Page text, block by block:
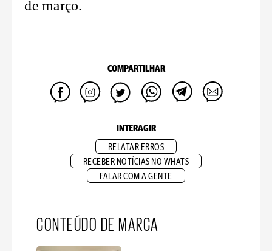
de março.
COMPARTILHAR
INTERAGIR
RELATAR ERROS
RECEBER NOTÍCIAS NO WHATS
FALAR COM A GENTE
CONTEÚDO DE MARCA